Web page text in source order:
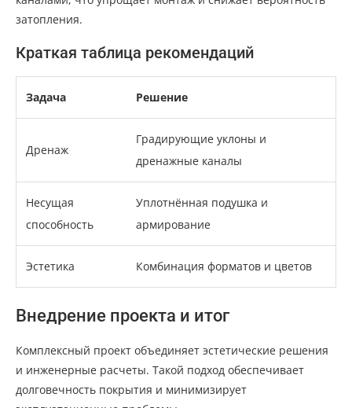
затопления.
Краткая таблица рекомендаций
Задача Решение
Дренаж
Градирующие уклоны и
дренажные каналы
Несущая
способность
Уплотнённая подушка и
армирование
Эстетика Комбинация форматов и цветов
Внедрение проекта и итог
Комплексный проект объединяет эстетические решения
и инженерные расчеты. Такой подход обеспечивает
долговечность покрытия и минимизирует